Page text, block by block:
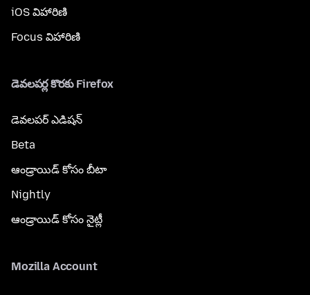
iOS విహారిణి
Focus విహారిణి
డెవలపర్ల కొరకు Firefox
డెవలపర్ ఎడిషన్
Beta
ఆండ్రాయిడ్ కోసం బీటా
Nightly
ఆండ్రాయిడ్ కోసం నైట్లీ
Mozilla Account